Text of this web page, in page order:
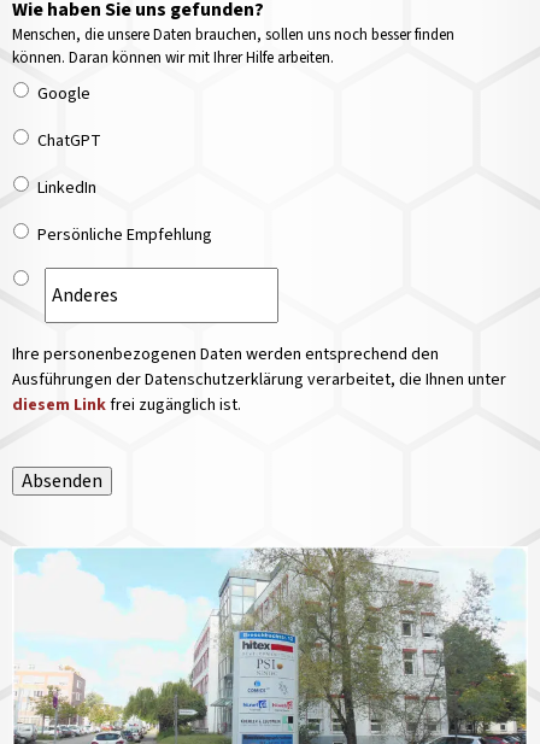
Wie haben Sie uns gefunden?
Menschen, die unsere Daten brauchen, sollen uns noch besser finden
können. Daran können wir mit Ihrer Hilfe arbeiten.
Google
ChatGPT
LinkedIn
Persönliche Empfehlung
Ihre personenbezogenen Daten werden entsprechend den
Ausführungen der Datenschutzerklärung verarbeitet, die Ihnen unter
diesem Linkfrei zugänglich ist.
Absenden